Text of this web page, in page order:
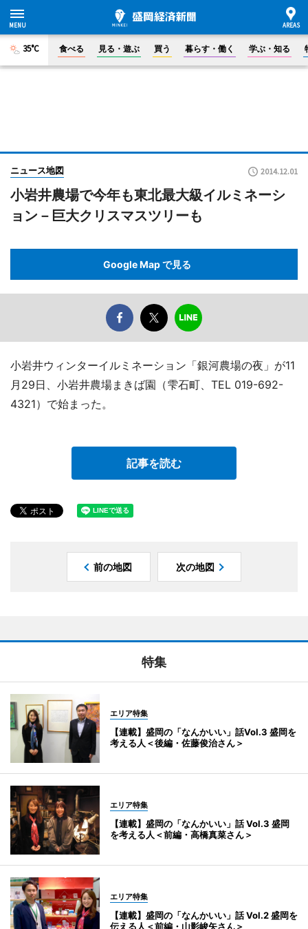
35°C 食べる 見る・遊ぶ 買う 暮らす・働く 学ぶ・知る
ニュース地図 2014.12.01
小岩井農場で今年も東北最大級イルミネーシ
ョン－巨大クリスマスツリーも
Google Map で見る
小岩井ウィンターイルミネーション「銀河農場の夜」が11
月29日、小岩井農場まきば園（雫石町、TEL 019-692-
4321）で始まった。
記事を読む
前の地図 次の地図
特集
エリア特集
【連載】盛岡の「なんかいい」話Vol.3 盛岡を
考える人＜後編・佐藤俊治さん＞
エリア特集
【連載】盛岡の「なんかいい」話 Vol.3 盛岡
を考える人＜前編・高橋真菜さん＞
エリア特集
【連載】盛岡の「なんかいい」話 Vol.2 盛岡を
伝える人＜前編・山影峻矢さん＞